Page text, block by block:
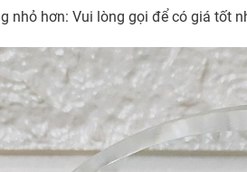
nhỏ hơn: Vui lòng gọi để có giá tốt